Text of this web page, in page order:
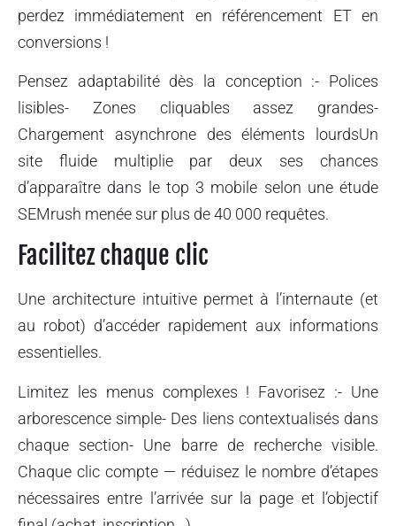
perdez immédiatement en référencement ET en
conversions !
Pensez adaptabilité dès la conception :- Polices
lisibles- Zones cliquables assez grandes-
Chargement asynchrone des éléments lourdsUn
site fluide multiplie par deux ses chances
d’apparaître dans le top 3 mobile selon une étude
SEMrush menée sur plus de 40 000 requêtes.
Facilitez chaque clic
Une architecture intuitive permet à l’internaute (et
au robot) d’accéder rapidement aux informations
essentielles.
Limitez les menus complexes ! Favorisez :- Une
arborescence simple- Des liens contextualisés dans
chaque section- Une barre de recherche visible.
Chaque clic compte — réduisez le nombre d’étapes
nécessaires entre l’arrivée sur la page et l’objectif